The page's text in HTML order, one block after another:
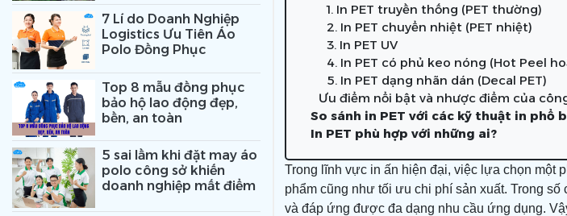
7 Lí do Doanh Nghiệp
Logistics Ưu Tiên Áo
Polo Đồng Phục
Top 8 mẫu đồng phục
bảo hộ lao động đẹp,
bền, an toàn
5 sai lầm khi đặt may áo
polo công sở khiến
doanh nghiệp mất điểm
1. In PET truyền thống (PET thường)
2. In PET chuyển nhiệt (PET nhiệt)
3. In PET UV
4. In PET có phủ keo nóng (Hot Peel
5. In PET dạng nhãn dán (Decal PET)
Ưu điểm nổi bật và nhược điểm của
So sánh in PET với các kỹ thuật in phổ
In PET phù hợp với những ai?
Trong lĩnh vực in ấn hiện đại, việc lựa chọn một
phẩm cũng như tối ưu chi phí sản xuất. Trong số
và đáp ứng được đa dạng nhu cầu ứng dụng.